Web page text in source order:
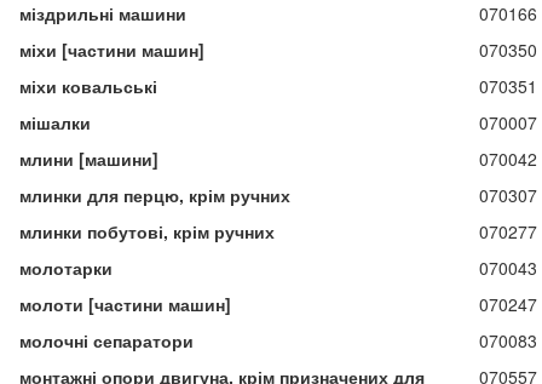
міздрильні машини
070166
міхи [частини машин]
070350
міхи ковальські
070351
мішалки
070007
млини [машини]
070042
млинки для перцю, крім ручних
070307
млинки побутові, крім ручних
070277
молотарки
070043
молоти [частини машин]
070247
молочні сепаратори
070083
монтажні опори двигуна, крім призначених для
070557